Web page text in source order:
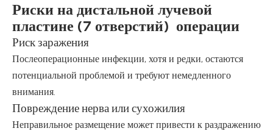
Риски на дистальной лучевой
пластине (7 отверстий) операции
Риск заражения
Послеоперационные инфекции, хотя и редки, остаются
потенциальной проблемой и требуют немедленного
внимания.
Повреждение нерва или сухожилия
Неправильное размещение может привести к раздражению